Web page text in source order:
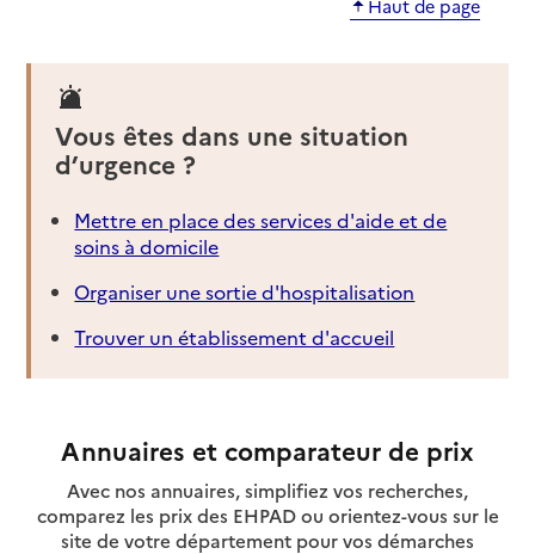
Haut de page
Vous êtes dans une situation
d’urgence ?
Mettre en place des services d'aide et de
soins à domicile
Organiser une sortie d'hospitalisation
Trouver un établissement d'accueil
Annuaires et comparateur de prix
Avec nos annuaires, simplifiez vos recherches,
comparez les prix des EHPAD ou orientez-vous sur le
site de votre département pour vos démarches